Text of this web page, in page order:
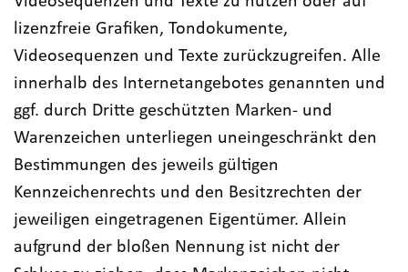
lizenzfreie Grafiken, Tondokumente,
Videosequenzen und Texte zurückzugreifen. Alle
innerhalb des Internetangebotes genannten und
ggf. durch Dritte geschützten Marken- und
Warenzeichen unterliegen uneingeschränkt den
Bestimmungen des jeweils gültigen
Kennzeichenrechts und den Besitzrechten der
jeweiligen eingetragenen Eigentümer. Allein
aufgrund der bloßen Nennung ist nicht der